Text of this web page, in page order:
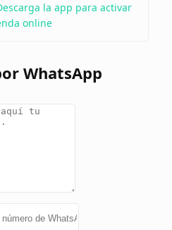
la app para activar
online
WhatsApp